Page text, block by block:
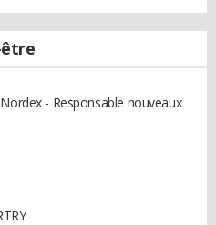
- Responsable nouveaux